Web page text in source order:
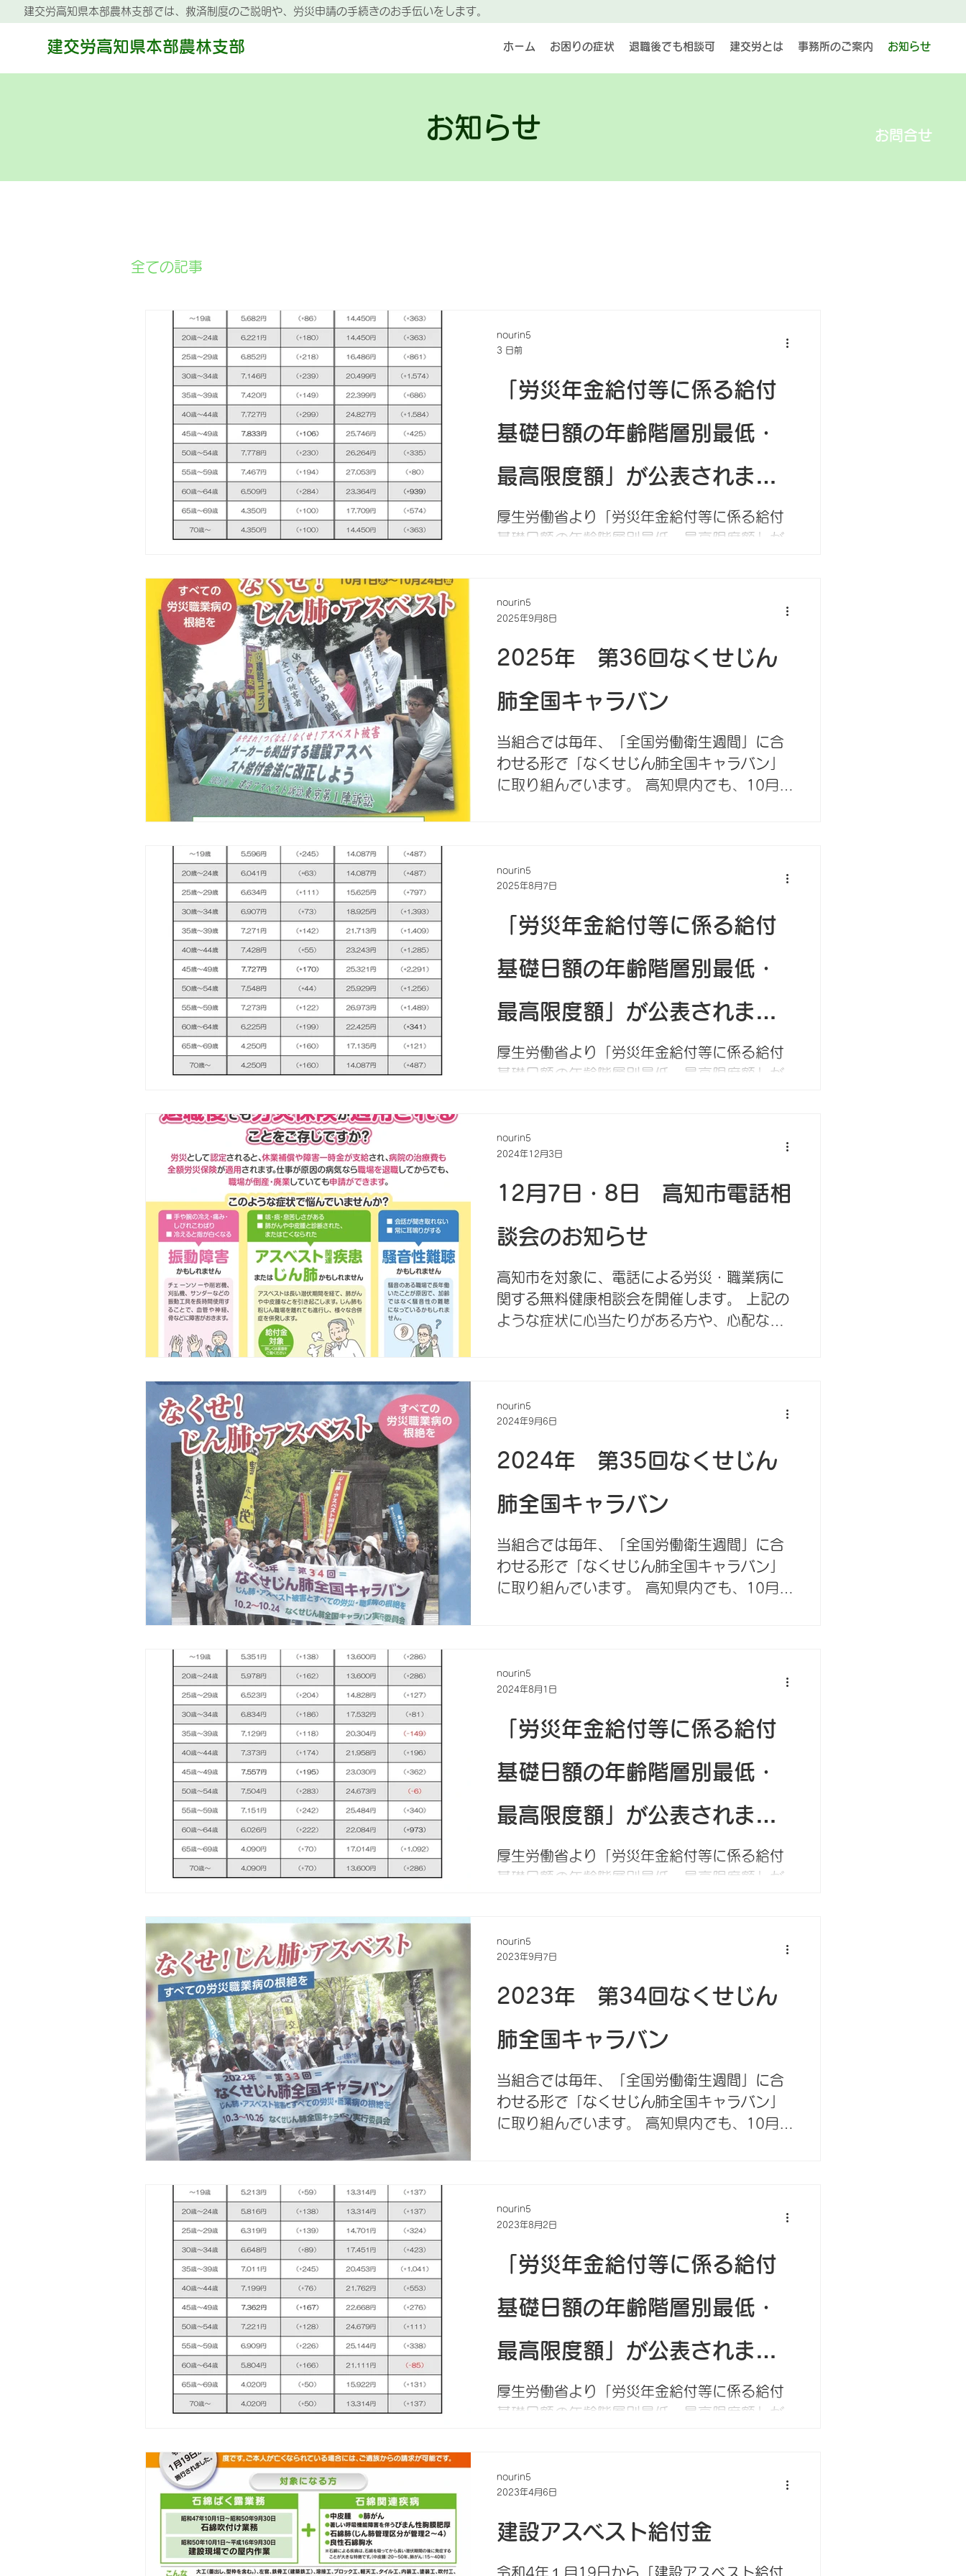
​お問合せ
建交労高知県本部農林支部では、救済制度のご説明や、労災申請の手続きのお手伝いをします。
建交労高知県本部農林支部 ホーム お困りの症状 退職後でも相談可 建交労とは 事務所のご案内 お知らせ
お知らせ
全ての記事
「労災年金給付等に係る給付
基礎日額の年齢階層別最低・
最高限度額」が公表されまし
た
厚生労働省より「労災年金給付等に係る給付
基礎日額の年齢階層別最低・最高限度額」が
災労働者に支給する休業補償給付及び休業補
償にかかる休業給付基礎日額並びに年金給付
基礎日額については、一般労働者の年齢階層
別の賃金構造の実態等（「賃金構造基本統計
調査」）に基づき、7月中旬以降に告示してい
ます。限度額は、令和8年8月1日から令和9年
7月31日分までの労災補償給付や労災年金の
給付基礎日額に適用されます。
nourin5
3 日前
2025年 第36回なくせじん
肺全国キャラバン
当組合では毎年、「全国労働衛生週間」に合
わせる形で「なくせじん肺全国キャラバン」
に取り組んでいます。 高知県内でも、10月1
nourin5
2025年9月8日
「労災年金給付等に係る給付
基礎日額の年齢階層別最低・
最高限度額」が公表されまし
た
厚生労働省より「労災年金給付等に係る給付
基礎日額の年齢階層別最低・最高限度額」が
災労働者に支給する休業補償給付及び休業補
償にかかる休業給付基礎日額並びに年金給付
基礎日額については、一般労働...
nourin5
2025年8月7日
12月7日・8日 高知市電話相
談会のお知らせ
高知市を対象に、電話による労災・職業病に
関する無料健康相談会を開催します。 上記の
ような症状に心当たりがある方や、心配な
nourin5
2024年12月3日
2024年 第35回なくせじん
肺全国キャラバン
当組合では毎年、「全国労働衛生週間」に合
わせる形で「なくせじん肺全国キャラバン」
に取り組んでいます。 高知県内でも、10月1
nourin5
2024年9月6日
「労災年金給付等に係る給付
基礎日額の年齢階層別最低・
最高限度額」が公表されまし
た
厚生労働省より「労災年金給付等に係る給付
基礎日額の年齢階層別最低・最高限度額」が
災労働者に支給する休業補償給付及び休業補
償にかかる休業給付基礎日額並びに年金給付
基礎日額については、一般労働...
nourin5
2024年8月1日
2023年 第34回なくせじん
肺全国キャラバン
当組合では毎年、「全国労働衛生週間」に合
わせる形で「なくせじん肺全国キャラバン」
に取り組んでいます。 高知県内でも、10月2
nourin5
2023年9月7日
「労災年金給付等に係る給付
基礎日額の年齢階層別最低・
最高限度額」が公表されまし
た
厚生労働省より「労災年金給付等に係る給付
基礎日額の年齢階層別最低・最高限度額」が
災労働者に支給する休業補償給付及び休業補
償にかかる休業給付基礎日額並びに年金給付
基礎日額については、一般労働...
nourin5
2023年8月2日
建設アスベスト給付金
令和4年１月19日から「建設アスベスト給付
nourin5
2023年4月6日